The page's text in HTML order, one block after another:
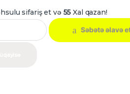
sifariş et və 55 Xal qazan!
Səbətə əlavə